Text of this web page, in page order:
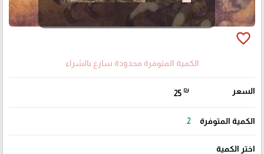
favorite_border
الكمية المتوفرة محدودة سارع بالشراء
السعر 25 ₪
الكمية المتوفرة 2
اختر الكمية